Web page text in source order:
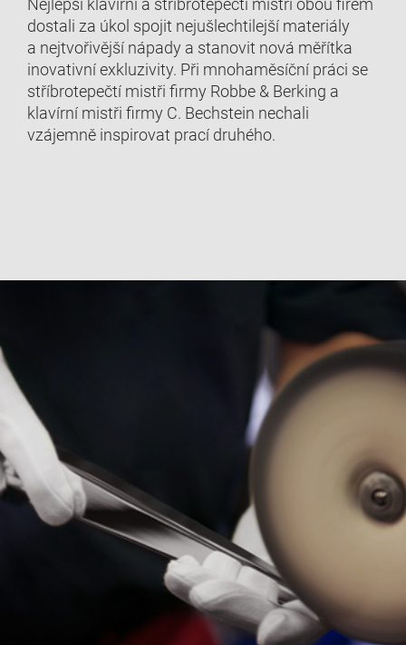
dostali za úkol spojit nejušlechtilejší materiály
a nejtvořivější nápady a stanovit nová měřítka
inovativní exkluzivity. Při mnohaměsíční práci se
stříbrotepečtí mistři firmy Robbe & Berking a
klavírní mistři firmy C. Bechstein nechali
vzájemně inspirovat prací druhého.